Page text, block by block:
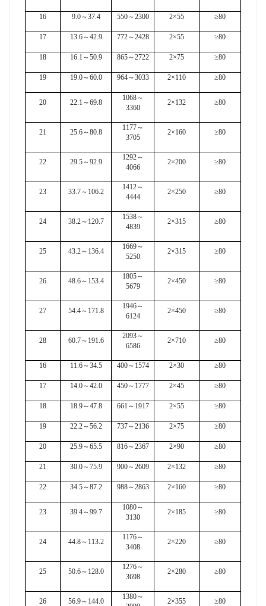
16 9.0～37.4 550～2300 2×55 ≥80
17 13.6～42.9 772～2428 2×55 ≥80
18 16.1 ～50.9 865～2722 2×75 ≥80
19 19.0～60.0 964～3033 2×110 ≥80
20 22.1 ～69.8
1068～
3360
2×132 ≥80
21 25.6～80.8
1177～
3705
2×160 ≥80
22 29.5～92.9
1292～
4066
2×200 ≥80
23 33.7～ 106.2
1412～
4444
2×250 ≥80
24 38.2～ 120.7
1538～
4839
2×315 ≥80
25 43.2～ 136.4
1669～
5250
2×315 ≥80
26 48.6～ 153.4
1805～
5679
2×450 ≥80
27 54.4～ 171.8
1946～
6124
2×450 ≥80
28 60.7～ 191.6
2093～
6586
2×710 ≥80
16 11.6～34.5 400～ 1574 2×30 ≥80
17 14.0～42.0 450～ 1777 2×45 ≥80
18 18.9～47.8 661 ～ 1917 2×55 ≥80
19 22.2～56.2 737～2136 2×75 ≥80
20 25.9～65.5 816～2367 2×90 ≥80
21 30.0～75.9 900～2609 2×132 ≥80
22 34.5～87.2 988～2863 2×160 ≥80
23 39.4～99.7
1080～
3130
2×185 ≥80
24 44.8～ 113.2
1176～
3408
2×220 ≥80
25 50.6～ 128.0
1276～
3698
2×280 ≥80
26 56.9～ 144.0
1380～
2×355 ≥80